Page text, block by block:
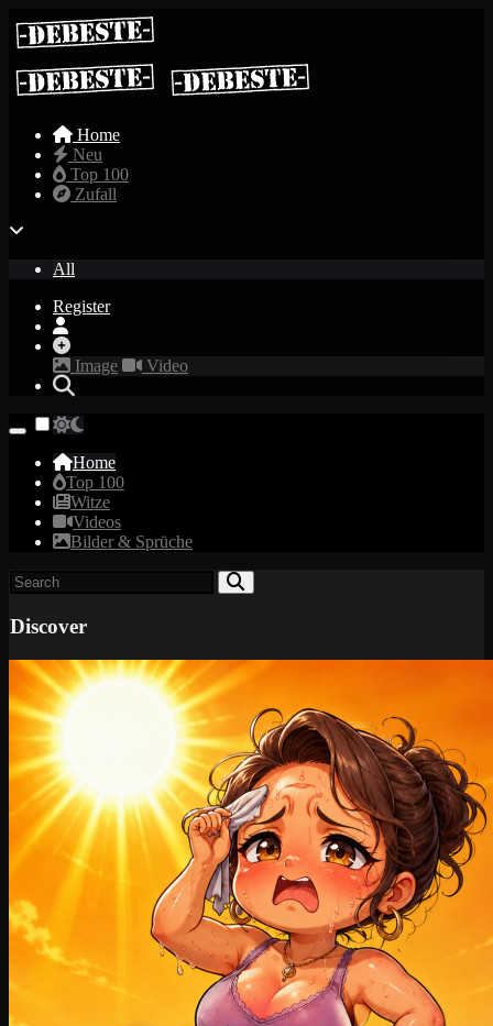
Home
Neu
Top 100
Zufall
All
Register
Image Video
Home
Top 100
Witze
Videos
Bilder & Sprüche
Discover